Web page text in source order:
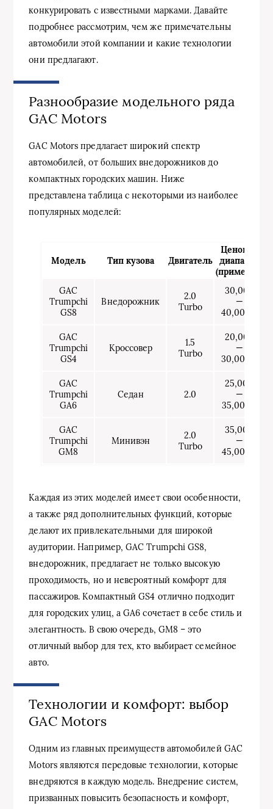
конкурировать с известными марками. Давайте
подробнее рассмотрим, чем же примечательны
автомобили этой компании и какие технологии
они предлагают.
Разнообразие модельного ряда
GAC Motors
GAC Motors предлагает широкий спектр
автомобилей, от больших внедорожников до
компактных городских машин. Ниже
представлена таблица с некоторыми из наиболее
популярных моделей:
Модель Тип кузова Двигатель
Ценовой
диапазон
(примерно)
GAC
Trumpchi
GS8
Внедорожник
2.0
Turbo
30,000
—
40,000 $
GAC
Trumpchi
GS4
Кроссовер
1.5
Turbo
20,000
—
30,000 $
GAC
Trumpchi
GA6
Седан 2.0
25,000
—
35,000 $
GAC
Trumpchi
GM8
Минивэн
2.0
Turbo
35,000
—
45,000 $
Каждая из этих моделей имеет свои особенности,
а также ряд дополнительных функций, которые
делают их привлекательными для широкой
аудитории. Например, GAC Trumpchi GS8,
внедорожник, предлагает не только высокую
проходимость, но и невероятный комфорт для
пассажиров. Компактный GS4 отлично подходит
для городских улиц, а GA6 сочетает в себе стиль и
элегантность. В свою очередь, GM8 – это
отличный выбор для тех, кто выбирает семейное
авто.
Технологии и комфорт: выбор
GAC Motors
Одним из главных преимуществ автомобилей GAC
Motors являются передовые технологии, которые
внедряются в каждую модель. Внедрение систем,
призванных повысить безопасность и комфорт,